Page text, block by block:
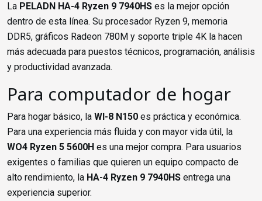
La PELADN HA-4 Ryzen 9 7940HS es la mejor opción
dentro de esta línea. Su procesador Ryzen 9, memoria
DDR5, gráficos Radeon 780M y soporte triple 4K la hacen
más adecuada para puestos técnicos, programación, análisis
y productividad avanzada.
Para computador de hogar
Para hogar básico, la WI-8 N150 es práctica y económica.
Para una experiencia más fluida y con mayor vida útil, la
WO4 Ryzen 5 5600H es una mejor compra. Para usuarios
exigentes o familias que quieren un equipo compacto de
alto rendimiento, la HA-4 Ryzen 9 7940HS entrega una
experiencia superior.